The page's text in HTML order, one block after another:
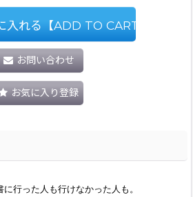
入れる【ADD TO CART】
お問い合わせ
お気に入り登録
行った人も行けなかった人も。